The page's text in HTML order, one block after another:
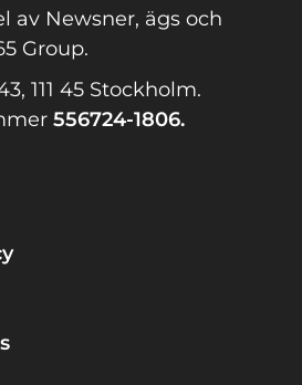
av Newsner, ägs och
Group.
111 45 Stockholm.
556724-1806.